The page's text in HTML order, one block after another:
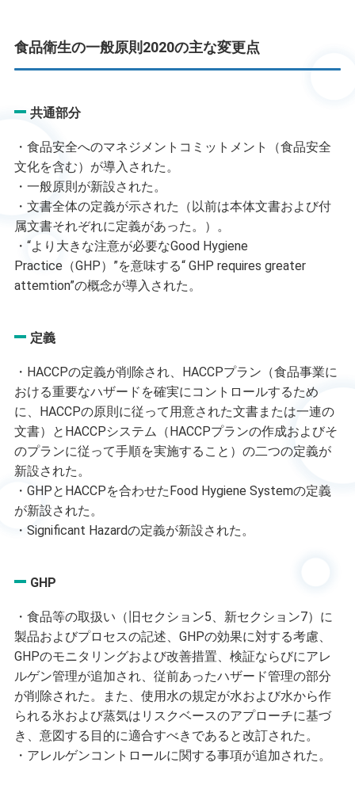
食品衛生の一般原則2020の主な変更点
共通部分
・食品安全へのマネジメントコミットメント（食品安全
文化を含む）が導入された。
・一般原則が新設された。
・文書全体の定義が示された（以前は本体文書および付
属文書それぞれに定義があった。）。
・“より大きな注意が必要なGood Hygiene
Practice（GHP）”を意味する“ GHP requires greater
attemtion”の概念が導入された。
定義
・HACCPの定義が削除され、HACCPプラン（食品事業に
おける重要なハザードを確実にコントロールするため
に、HACCPの原則に従って用意された文書または一連の
文書）とHACCPシステム（HACCPプランの作成およびそ
のプランに従って手順を実施すること）の二つの定義が
新設された。
・GHPとHACCPを合わせたFood Hygiene Systemの定義
が新設された。
・Significant Hazardの定義が新設された。
GHP
・食品等の取扱い（旧セクション5、新セクション7）に
製品およびプロセスの記述、GHPの効果に対する考慮、
GHPのモニタリングおよび改善措置、検証ならびにアレ
ルゲン管理が追加され、従前あったハザード管理の部分
が削除された。また、使用水の規定が水および水から作
られる氷および蒸気はリスクベースのアプローチに基づ
き、意図する目的に適合すべきであると改訂された。
・アレルゲンコントロールに関する事項が追加された。